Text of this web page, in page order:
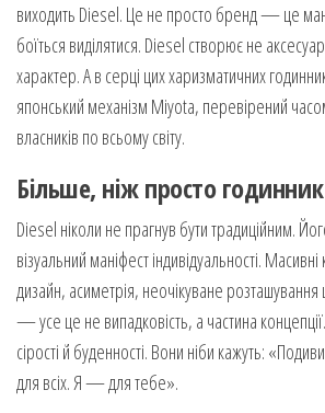
виходить Diesel. Це не просто бренд — це
боїться виділятися. Diesel створює не
характер. А в серці цих харизматичних
японський механізм Miyota, перевірений
власників по всьому світу.
Більше, ніж просто годинник
Diesel ніколи не прагнув бути традиційним.
візуальний маніфест індивідуальності.
дизайн, асиметрія, неочікуване розташування
— усе це не випадковість, а частина
сірості й буденності. Вони ніби кажуть:
для всіх. Я — для тебе».